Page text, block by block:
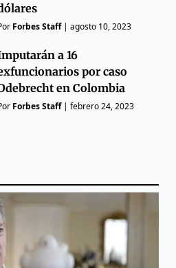
Forbes Staff|agosto 10, 2023
a 16
por caso
en Colombia
Forbes Staff|febrero 24, 2023